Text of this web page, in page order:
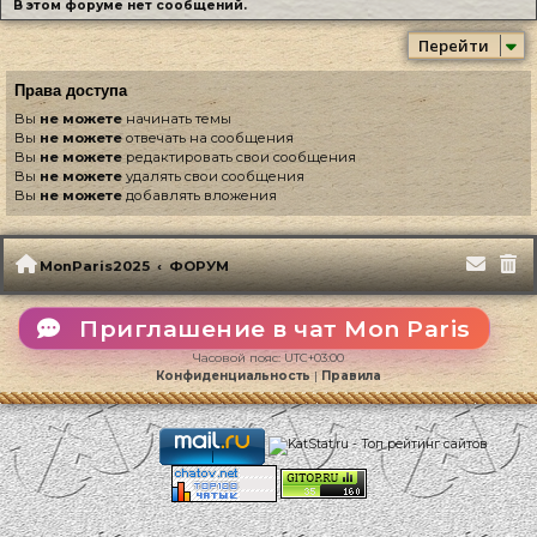
В этом форуме нет сообщений.
Перейти
Права доступа
Выне можете начинать темы
Вы не можетеотвечать на сообщения
Вы не можетередактировать свои сообщения
Вы не можете удалять свои сообщения
Вы не можетедобавлять вложения
MonParis2025 ФОРУМ
Приглашение в чат Mon Paris
Часовой пояс:UTC+03:00
Конфиденциальность|Правила